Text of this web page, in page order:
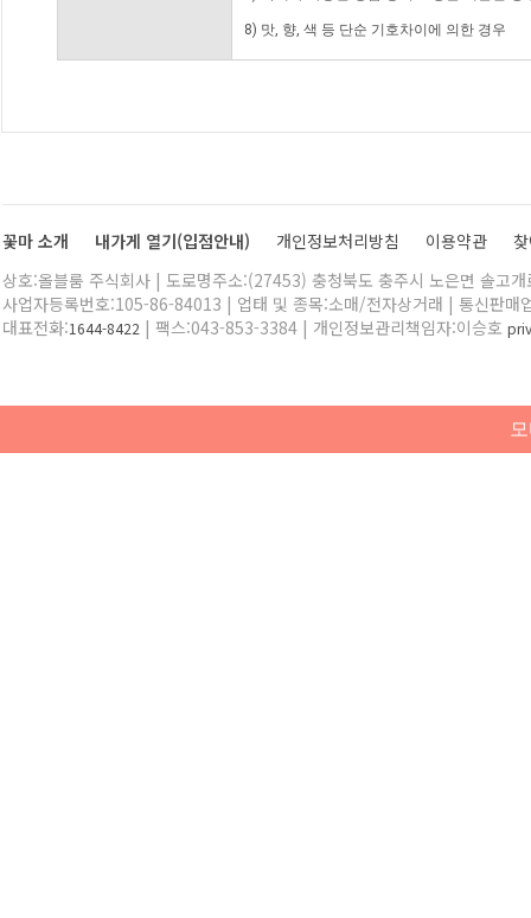
8) 맛, 향, 색 등 단순 기호차이에 의한 경우
꽃마 소개 내가게 열기(입점안내) 개인정보처리방침 이용약관
상호:올블룸 주식회사 | 도로명주소:(27453) 충청북도 충주시 노은면 솔고
사업자등록번호:105-86-84013 | 업태 및 종목:소매/전자상거래 | 통신판매
대표전화:1644-8422 | 팩스:043-853-3384 | 개인정보관리책임자:이승호